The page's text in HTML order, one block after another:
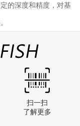
的深度和精度，对基
扫一扫
了解更多